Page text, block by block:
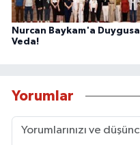
Nurcan Baykam'a Duygusal
Veda!
Yorumlar